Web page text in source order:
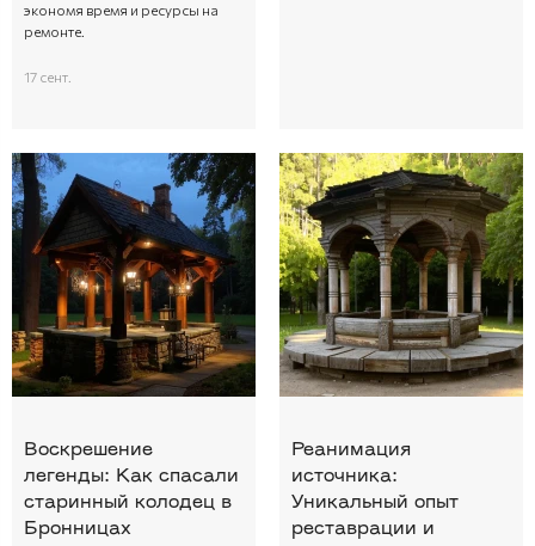
экономя время и ресурсы на
ремонте.
17 сент.
Воскрешение
легенды: Как спасали
старинный колодец в
Бронницах
Реанимация
источника:
Уникальный опыт
реставрации и